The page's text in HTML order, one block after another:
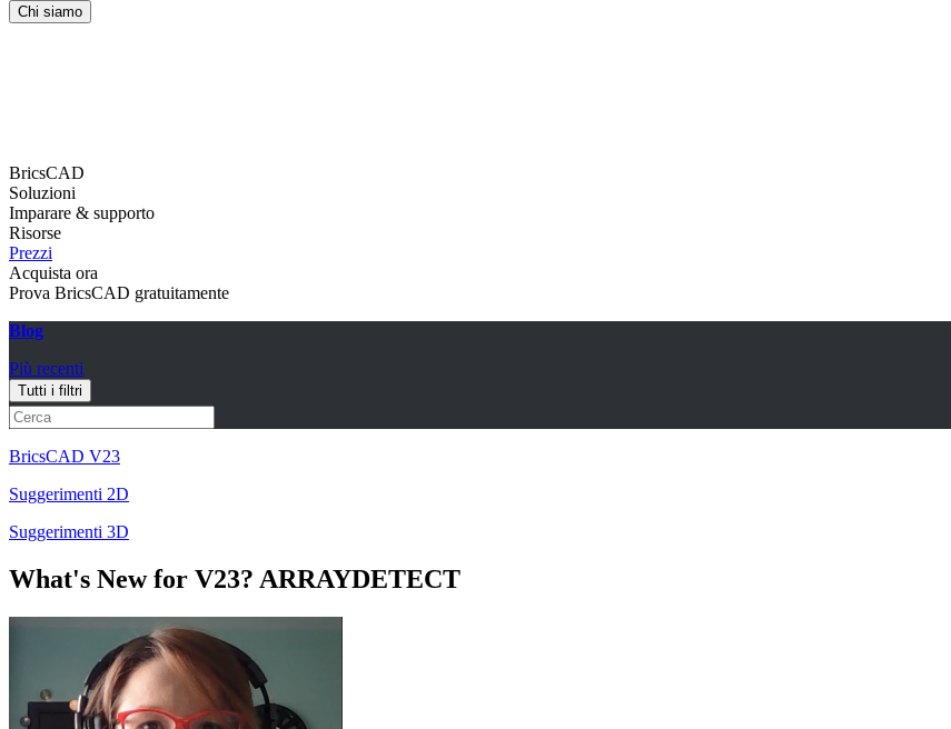
Chi siamo
BricsCAD
Soluzioni
Imparare & supporto
Risorse
Prezzi
Acquista ora
Prova BricsCAD gratuitamente
Blog
Più recenti
Tutti i filtri
BricsCAD V23
Suggerimenti 2D
Suggerimenti 3D
What's New for V23? ARRAYDETECT